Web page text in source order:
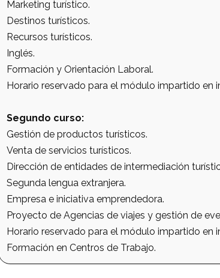
Marketing turístico.
Destinos turísticos.
Recursos turísticos.
Inglés.
Formación y Orientación Laboral.
Horario reservado para el módulo impartido en
Segundo curso:
Gestión de productos turísticos.
Venta de servicios turísticos.
Dirección de entidades de intermediación
Segunda lengua extranjera.
Empresa e iniciativa emprendedora.
Proyecto de Agencias de viajes y gestión de
Horario reservado para el módulo impartido en
Formación en Centros de Trabajo.